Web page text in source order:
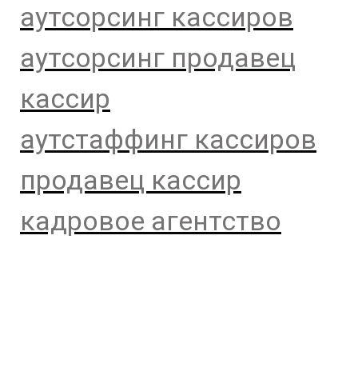
аутсорсинг кассиров
аутсорсинг продавец
кассир
аутстаффинг кассиров
продавец кассир
кадровое агентство